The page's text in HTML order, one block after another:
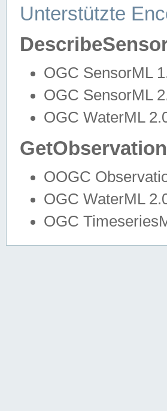
Unterstützte
OGC SensorML
OGC SensorML
OGC WaterML
GetObservation
OOGC
OGC WaterML
OGC